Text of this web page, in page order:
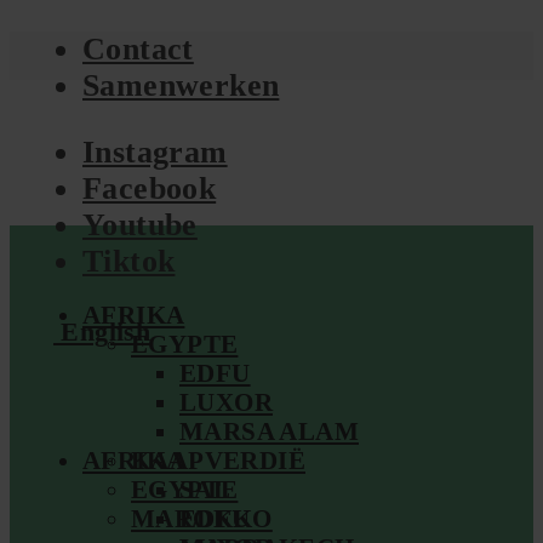
Contact
Samenwerken
Instagram
Facebook
Youtube
Tiktok
English
AFRIKA
EGYPTE
EDFU
LUXOR
MARSA ALAM
KAAPVERDIË
SAL
MAROKKO
AFRIKA
EGYPTE
EDFU